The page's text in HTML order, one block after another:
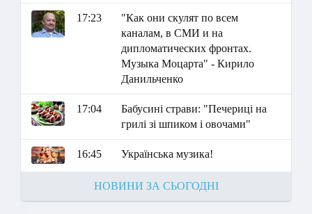
17:23
"Как они скулят по всем
каналам, в СМИ и на
дипломатических фронтах.
Музыка Моцарта" - Кирило
Данильченко
17:04
Бабусині страви: "Печериці на
грилі зі шпиком і овочами"
16:45 Українська музика!
НОВИНИ ЗА СЬОГОДНІ